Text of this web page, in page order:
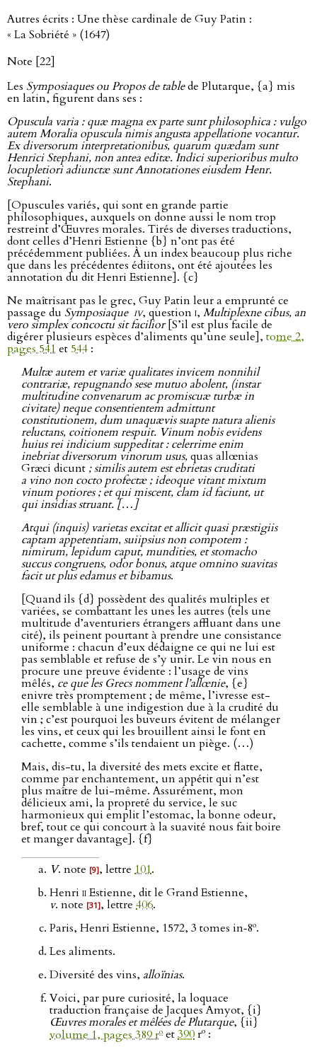
Autres écrits : Une thèse cardinale de Guy Patin :
« La Sobriété » (1647)
Note [22]
Les Symposiaques ou Propos de tablede Plutarque, {a} mis
en latin, figurent dans ses :
Opuscula varia : quæ magna ex parte sunt philosophica : vulgo
autem Moralia opuscula nimis angusta appellatione vocantur.
Ex diversorum interpretationibus, quarum quædam sunt
Henrici Stephani, non antea editæ. Indici superioribus multo
locupletiori adiunctæ sunt Annotationes eiusdem Henr.
Stephani.
[Opuscules variés, qui sont en grande partie
philosophiques, auxquels on donne aussi le nom trop
restreint d’Œuvres morales. Tirés de diverses traductions,
dont celles d’Henri Estienne {b} n’ont pas été
précédemment publiées. À un index beaucoup plus riche
que dans les précédentes édiitons, ont été ajoutées les
annotation du dit Henri Estienne]. {c}
Ne maîtrisant pas le grec, Guy Patin leur a emprunté ce
passage du Symposiaque iv, questioni, Multiplexne cibus, an
vero simplex concoctu sit facilior[S’il est plus facile de
digérer plusieurs espèces d’aliments qu’une seule], tome 2,
pages 541 et 544 :
Multæ autem et variæ qualitates invicem nonnihil
contrariæ, repugnando sese mutuo abolent, (instar
multitudine convenarum ac promiscuæ turbæ in
civitate) neque consentientem admittunt
constitutionem, dum unaquævis suapte natura alienis
reluctans, coitionem respuit. Vinum nobis evidens
huius rei indicium suppeditat : celerrime enim
inebriat diversorum vinorum usus,quas allœnias
Græci dicunt ; similis autem est ebrietas cruditati
a vino non cocto profectæ ; ideoque vitant mixtum
vinum potiores ; et qui miscent, clam id faciunt, ut
qui insidias struant. […]
Atqui (inquis) varietas excitat et allicit quasi præstigiis
captam appetentiam, suiipsius non compotem :
nimirum, lepidum caput, mundities, et stomacho
succus congruens, odor bonus, atque omnino suavitas
facit ut plus edamus et bibamus.
[Quand ils {d} possèdent des qualités multiples et
variées, se combattant les unes les autres (tels une
multitude d’aventuriers étrangers affluant dans une
cité), ils peinent pourtant à prendre une consistance
uniforme : chacun d’eux dédaigne ce qui ne lui est
pas semblable et refuse de s’y unir. Le vin nous en
procure une preuve évidente : l’usage de vins
mêlés, ce que les Grecs nomment l’allœnie, {e}
enivre très promptement ; de même, l’ivresse est-
elle semblable à une indigestion due à la crudité du
vin ; c’est pourquoi les buveurs évitent de mélanger
les vins, et ceux qui les brouillent ainsi le font en
cachette, comme s’ils tendaient un piège. (…)
Mais, dis-tu, la diversité des mets excite et flatte,
comme par enchantement, un appétit qui n’est
plus maître de lui-même. Assurément, mon
délicieux ami, la propreté du service, le suc
harmonieux qui emplit l’estomac, la bonne odeur,
bref, tout ce qui concourt à la suavité nous fait boire
et manger davantage]. {f}
V. note [9], lettre 101.
Henri iiEstienne, dit le Grand Estienne,
v. note [31], lettre 406.
Paris, Henri Estienne, 1572, 3 tomes in‑8o.
Les aliments.
Diversité des vins, alloïnias.
Voici, par pure curiosité, la loquace
traduction française de Jacques Amyot, {i}
Œuvres morales et mêlées de Plutarque, {ii}
volume 1, pages 389 ro et390ro :